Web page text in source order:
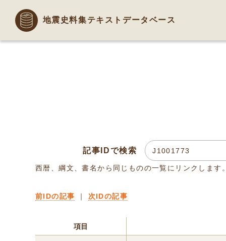
地震史料集テキストデータベース
記事IDで検索
西暦、綱文、書名から同じものの一覧にリンクします
前IDの記事 ｜ 次IDの記事
項目